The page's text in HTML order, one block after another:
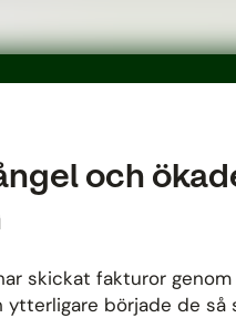
och
skickat fakturor
började de så